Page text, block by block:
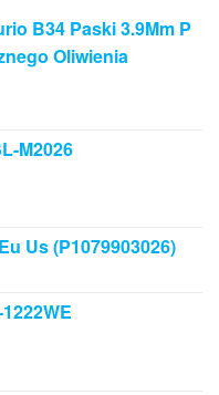
B34 Paski 3.9Mm P
Oliwienia
M2026
Us (P1079903026)